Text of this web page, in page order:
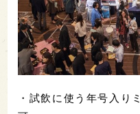
・試飲に使う年号入り